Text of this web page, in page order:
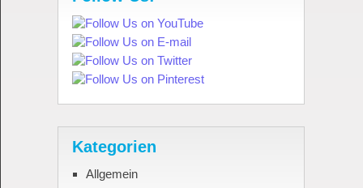
Kategorien
Allgemein